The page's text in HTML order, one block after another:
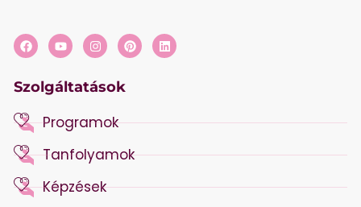
Szolgáltatások
Programok
Tanfolyamok
Képzések